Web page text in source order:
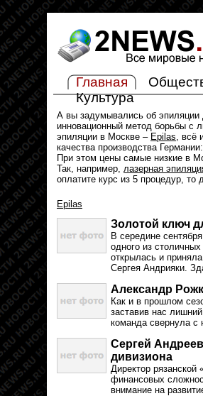
Главная
Культура
А вы задумывались об
инновационный метод борьбы с
эпиляции в Москве – Epilas, всё
качества производства
При этом цены самые низкие в
Так, например, лазерная
оплатите курс из 5 процедур, то
Epilas
Золотой ключ
В середине
одного из
открылась и
Сергея Андрияки.
Александр
Как и в прошлом
заставив нас
команда свернула с
Сергей
дивизиона
Директор
финансовых
внимание на